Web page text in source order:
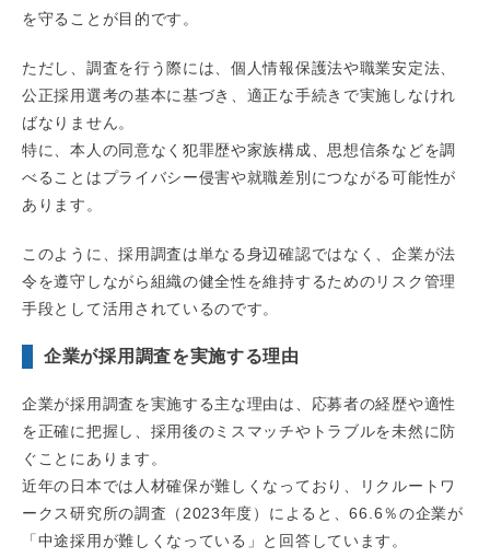
を守ることが目的です。
ただし、調査を行う際には、個人情報保護法や職業安定法、
公正採用選考の基本に基づき、適正な手続きで実施しなけれ
ばなりません。
特に、本人の同意なく犯罪歴や家族構成、思想信条などを調
べることはプライバシー侵害や就職差別につながる可能性が
あります。
このように、採用調査は単なる身辺確認ではなく、企業が法
令を遵守しながら組織の健全性を維持するためのリスク管理
手段として活用されているのです。
企業が採用調査を実施する理由
企業が採用調査を実施する主な理由は、応募者の経歴や適性
を正確に把握し、採用後のミスマッチやトラブルを未然に防
ぐことにあります。
近年の日本では人材確保が難しくなっており、リクルートワ
ークス研究所の調査（2023年度）によると、66.6％の企業が
「中途採用が難しくなっている」と回答しています。